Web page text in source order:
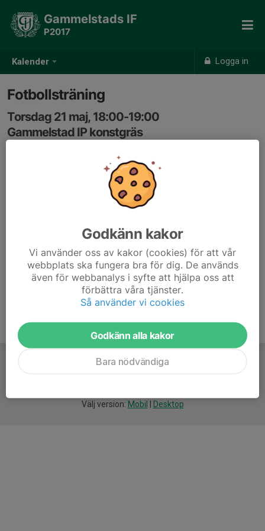
Kalender Logga in
Gammelstads IF
P2017
Fotbollsträning
Torsdag 21 maj, 18:00-19:00
Gammelstad IP konstgräs
Samling: 17:50, Gammelstad IP
Välj version: Mobil Desktop
Godkänn kakor
Vi använder oss av kakor (cookies) för att vår
webbplats ska fungera bra för dig. De används
även för webbanalys i syfte att hjälpa oss att
förbättra våra tjänster.
Så använder vi cookies
Godkänn alla kakor
Bara nödvändiga